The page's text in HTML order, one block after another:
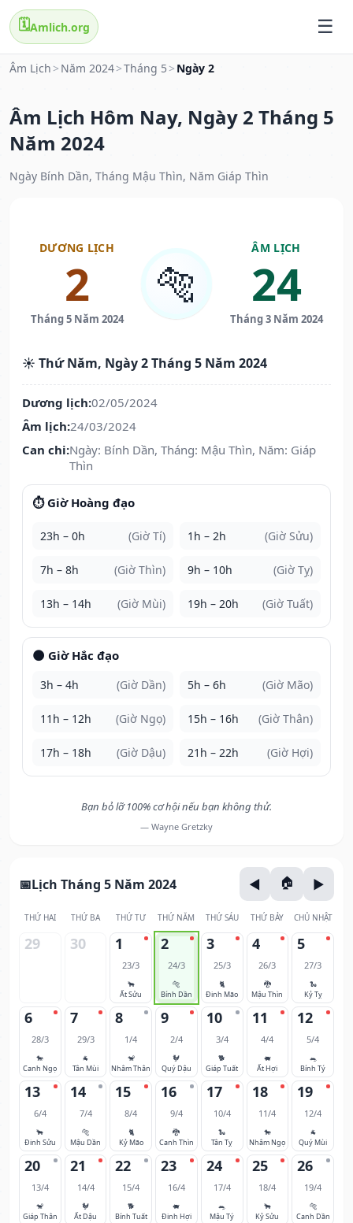
🗓️Amlich.org
Âm Lịch > Năm 2024>Tháng 5 > Ngày 2
Âm Lịch Hôm Nay, Ngày 2 Tháng 5
Năm 2024
Ngày Bính Dần, Tháng Mậu Thìn, Năm Giáp Thìn
DƯƠNG LỊCH
2
Tháng 5 Năm 2024
🐅
ÂM LỊCH
24
Tháng 3 Năm 2024
☀️ Thứ Năm, Ngày 2 Tháng 5 Năm 2024
Dương lịch:02/05/2024
Âm lịch:24/03/2024
Can chi:Ngày: Bính Dần, Tháng: Mậu Thìn, Năm: Giáp
Thìn
⏱️ Giờ Hoàng đạo
23h – 0h (Giờ Tí) 1h – 2h (Giờ Sửu)
7h – 8h (Giờ Thìn) 9h – 10h (Giờ Tỵ)
13h – 14h (Giờ Mùi) 19h – 20h (Giờ Tuất)
🌑 Giờ Hắc đạo
3h – 4h (Giờ Dần) 5h – 6h (Giờ Mão)
11h – 12h (Giờ Ngọ) 15h – 16h (Giờ Thân)
17h – 18h (Giờ Dậu) 21h – 22h (Giờ Hợi)
Bạn bỏ lỡ 100% cơ hội nếu bạn không thử.
— Wayne Gretzky
Lịch Tháng 5 Năm 2024
THỨ HAI THỨ BA THỨ TƯ THỨ NĂM THỨ SÁU THỨ BẢY CHỦ NHẬT
29 30 1
23/3
🐂
Ất Sửu
2
24/3
🐅
Bính Dần
3
25/3
🐈
Đinh Mão
4
26/3
🐉
Mậu Thìn
5
27/3
🐍
Kỷ Tỵ
6
28/3
🐎
Canh Ngọ
7
29/3
🐐
Tân Mùi
8
1/4
🐒
Nhâm Thân
9
2/4
🐓
Quý Dậu
10
3/4
🐕
Giáp Tuất
11
4/4
🐖
Ất Hợi
12
5/4
🐀
Bính Tý
13
6/4
🐂
Đinh Sửu
14
7/4
🐅
Mậu Dần
15
8/4
🐈
Kỷ Mão
16
9/4
🐉
Canh Thìn
17
10/4
🐍
Tân Tỵ
18
11/4
🐎
Nhâm Ngọ
19
12/4
🐐
Quý Mùi
20
13/4
🐒
Giáp Thân
21
14/4
🐓
Ất Dậu
22
15/4
🐕
Bính Tuất
23
16/4
🐖
Đinh Hợi
24
17/4
🐀
Mậu Tý
25
18/4
🐂
Kỷ Sửu
26
19/4
🐅
Canh Dần